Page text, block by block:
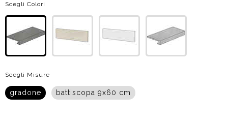
Scegli Colori
Scegli Misure
gradone battiscopa 9x60 cm